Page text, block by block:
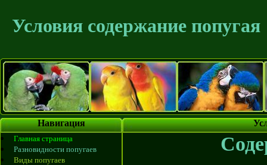
Условия содержание попугая
Навигация
Главная страница
Разновидности попугаев
Виды попугаев